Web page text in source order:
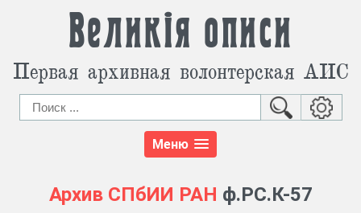
Великія описи
Первая архивная волонтерская АИС
Меню
Архив СПбИИ РАН ф.РС.К-57